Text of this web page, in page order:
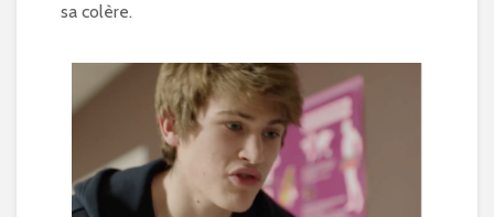
sa colère.